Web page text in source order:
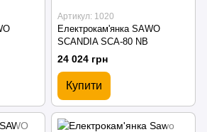
Артикул: 1020
Електрокам'янка SAWO
SCANDIA SCA-80 NB
24 024 грн
Купити